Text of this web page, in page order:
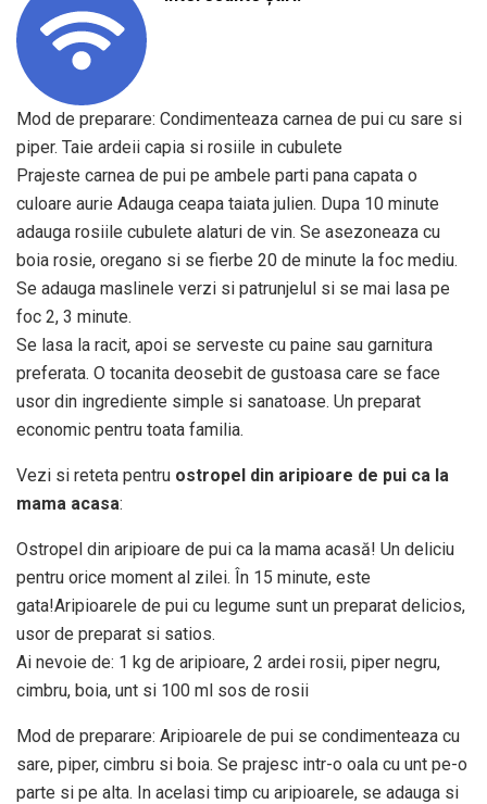
Mod de preparare: Condimenteaza carnea de pui cu sare si
piper. Taie ardeii capia si rosiile in cubulete
Prajeste carnea de pui pe ambele parti pana capata o
culoare aurie Adauga ceapa taiata julien. Dupa 10 minute
adauga rosiile cubulete alaturi de vin. Se asezoneaza cu
boia rosie, oregano si se fierbe 20 de minute la foc mediu.
Se adauga maslinele verzi si patrunjelul si se mai lasa pe
foc 2, 3 minute.
Se lasa la racit, apoi se serveste cu paine sau garnitura
preferata. O tocanita deosebit de gustoasa care se face
usor din ingrediente simple si sanatoase. Un preparat
economic pentru toata familia.
Vezi si reteta pentru ostropel din aripioare de pui ca la
mama acasa:
Ostropel din aripioare de pui ca la mama acasă! Un deliciu
pentru orice moment al zilei. În 15 minute, este
gata!Aripioarele de pui cu legume sunt un preparat delicios,
usor de preparat si satios.
Ai nevoie de: 1 kg de aripioare, 2 ardei rosii, piper negru,
cimbru, boia, unt si 100 ml sos de rosii
Mod de preparare: Aripioarele de pui se condimenteaza cu
sare, piper, cimbru si boia. Se prajesc intr-o oala cu unt pe-o
parte si pe alta. In acelasi timp cu aripioarele, se adauga si